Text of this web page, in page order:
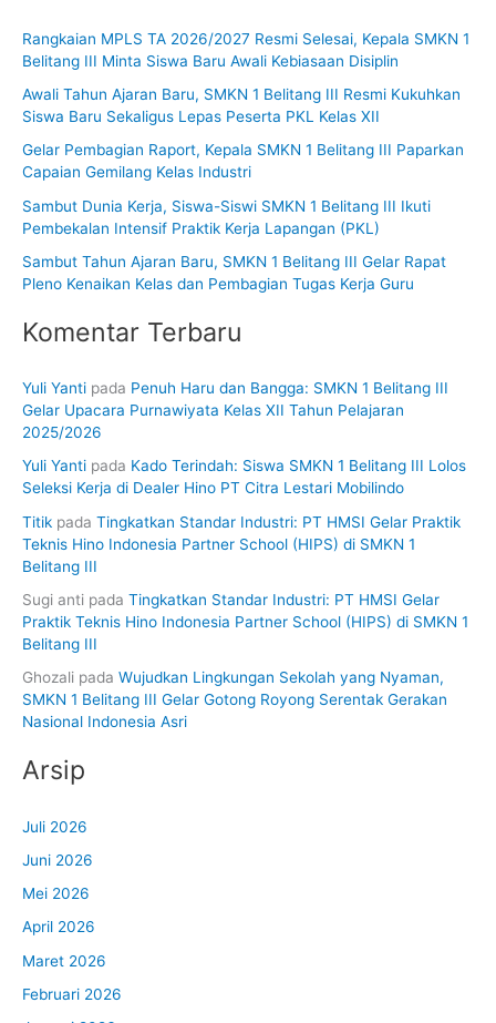
u
t
k
Rangkaian MPLS TA 2026/2027 Resmi Selesai, Kepala SMKN 1
Belitang III Minta Siswa Baru Awali Kebiasaan Disiplin
Awali Tahun Ajaran Baru, SMKN 1 Belitang III Resmi Kukuhkan
Siswa Baru Sekaligus Lepas Peserta PKL Kelas XII
Gelar Pembagian Raport, Kepala SMKN 1 Belitang III Paparkan
Capaian Gemilang Kelas Industri
Sambut Dunia Kerja, Siswa-Siswi SMKN 1 Belitang III Ikuti
Pembekalan Intensif Praktik Kerja Lapangan (PKL)
Sambut Tahun Ajaran Baru, SMKN 1 Belitang III Gelar Rapat
Pleno Kenaikan Kelas dan Pembagian Tugas Kerja Guru
Komentar Terbaru
Yuli Yanti pada Penuh Haru dan Bangga: SMKN 1 Belitang III
Gelar Upacara Purnawiyata Kelas XII Tahun Pelajaran
2025/2026
Yuli Yanti pada Kado Terindah: Siswa SMKN 1 Belitang III Lolos
Seleksi Kerja di Dealer Hino PT Citra Lestari Mobilindo
Titik pada Tingkatkan Standar Industri: PT HMSI Gelar Praktik
Teknis Hino Indonesia Partner School (HIPS) di SMKN 1
Belitang III
Sugi anti pada Tingkatkan Standar Industri: PT HMSI Gelar
Praktik Teknis Hino Indonesia Partner School (HIPS) di SMKN 1
Belitang III
Ghozali pada Wujudkan Lingkungan Sekolah yang Nyaman,
SMKN 1 Belitang III Gelar Gotong Royong Serentak Gerakan
Nasional Indonesia Asri
Arsip
Juli 2026
Juni 2026
Mei 2026
April 2026
Maret 2026
Februari 2026